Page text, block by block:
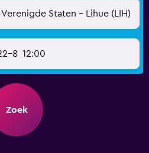
Verenigde Staten - Lihue (LIH)
8 12:00
Zoek